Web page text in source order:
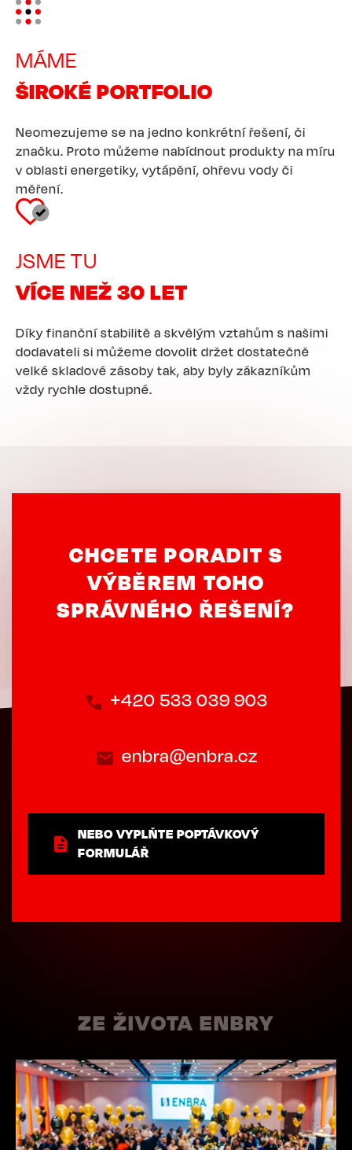
Image
MÁME
ŠIROKÉ PORTFOLIO
Neomezujeme se na jedno konkrétní řešení, či
značku. Proto můžeme nabídnout produkty na míru
v oblasti energetiky, vytápění, ohřevu vody či
měření.
Image
JSME TU
VÍCE NEŽ 30 LET
Díky finanční stabilitě a skvělým vztahům s našimi
dodavateli si můžeme dovolit držet dostatečně
velké skladové zásoby tak, aby byly zákazníkům
vždy rychle dostupné.
CHCETE PORADIT S
VÝBĚREM TOHO
SPRÁVNÉHO ŘEŠENÍ?
+420 533 039 903
enbra@enbra.cz
NEBO VYPLŇTE POPTÁVKOVÝ
FORMULÁŘ
ZE ŽIVOTA ENBRY